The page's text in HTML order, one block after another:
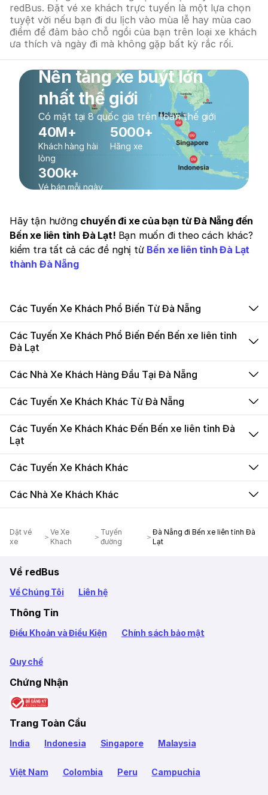
redBus. Đặt vé xe khách trực tuyến là một lựa chọn
tuyệt vời nếu bạn đi du lịch vào mùa lễ hay mùa cao
điểm để đảm bảo chỗ ngồi của bạn trên loại xe khách
ưa thích và ngày đi mà không gặp bất kỳ rắc rối.
Nền tảng xe buýt lớn
nhất thế giới
Có mặt tại 8 quốc gia trên toàn thế giới
40M+
Khách hàng hài
lòng
5000+
Hãng xe
300k+
Vé bán mỗi ngày
Hãy tận hưởng chuyến đi xe của bạn từ Đà Nẵng đến
Bến xe liên tỉnh Đà Lạt! Bạn muốn đi theo cách khác?
kiểm tra tất cả các đề nghị từ Bến xe liên tỉnh Đà Lạt
thành Đà Nẵng
Các Tuyến Xe Khách Phổ Biến Từ Đà Nẵng
Các Tuyến Xe Khách Phổ Biến Đến Bến xe liên tỉnh
Đà Lạt
Các Nhà Xe Khách Hàng Đầu Tại Đà Nẵng
Các Tuyến Xe Khách Khác Từ Đà Nẵng
Các Tuyến Xe Khách Khác Đến Bến xe liên tỉnh Đà
Lạt
Các Tuyến Xe Khách Khác
Các Nhà Xe Khách Khác
Dặt vé
xe
Ve Xe
Khach
Tuyến
đường
Đà Nẵng đi Bến xe liên tỉnh Đà
Lạt
Về redBus
Về Chúng Tôi Liên hệ
Thông Tin
Điều Khoản và Điều Kiện Chính sách bảo mật
Quy chế
Chứng Nhận
Trang Toàn Cầu
India Indonesia Singapore Malaysia
Việt Nam Colombia Peru Campuchia